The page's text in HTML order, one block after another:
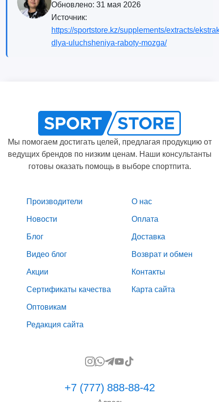
Обновлено: 31 мая 2026
Источник:
https://sportstore.kz/supplements/extracts/
dlya-uluchsheniya-raboty-mozga/
Мы помогаем достигать целей, предлагая продукцию от
ведущих брендов по низким ценам. Наши консультанты
готовы оказать помощь в выборе спортпита.
Производители
Новости
Блог
Видео блог
Акции
Сертификаты качества
Оптовикам
Редакция сайта
О нас
Оплата
Доставка
Возврат и обмен
Контакты
Карта сайта
+7 (777) 888-88-42